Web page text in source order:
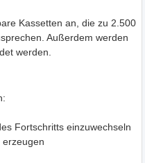
Kassetten an, die zu 2.500
Außerdem werden
werden.
Fortschritts einzuwechseln